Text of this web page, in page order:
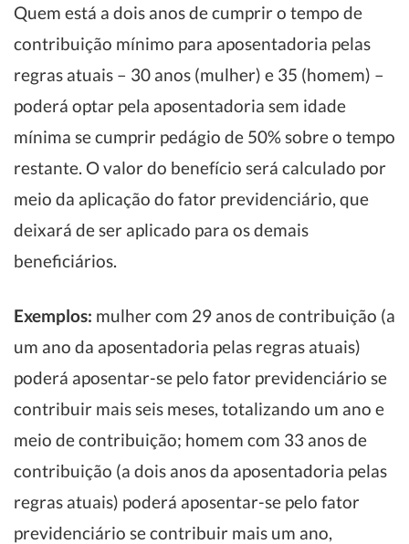
Quem está a dois anos de cumprir o tempo de
contribuição mínimo para aposentadoria pelas
regras atuais – 30 anos (mulher) e 35 (homem) –
poderá optar pela aposentadoria sem idade
mínima se cumprir pedágio de 50% sobre o tempo
restante. O valor do benefício será calculado por
meio da aplicação do fator previdenciário, que
deixará de ser aplicado para os demais
beneficiários.
Exemplos: mulher com 29 anos de contribuição (a
um ano da aposentadoria pelas regras atuais)
poderá aposentar-se pelo fator previdenciário se
contribuir mais seis meses, totalizando um ano e
meio de contribuição; homem com 33 anos de
contribuição (a dois anos da aposentadoria pelas
regras atuais) poderá aposentar-se pelo fator
previdenciário se contribuir mais um ano,